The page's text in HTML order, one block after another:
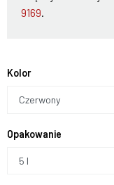
9169.
Kolor
Czerwony
Opakowanie